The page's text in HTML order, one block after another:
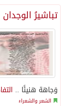
تباشيرُ
وَجاهة ‏هنيئًا ..
الشعر والشعراء